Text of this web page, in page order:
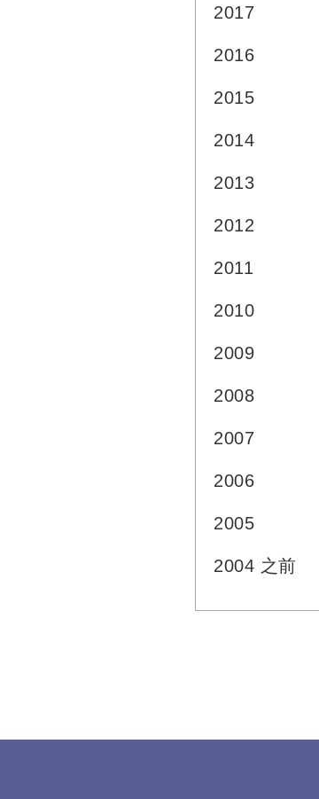
2017
2016
2015
2014
2013
2012
2011
2010
2009
2008
2007
2006
2005
2004 之前